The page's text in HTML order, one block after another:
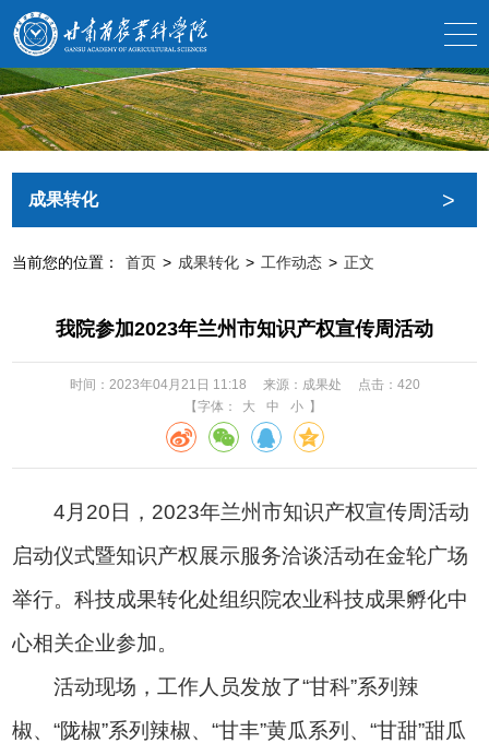
成果转化 >
当前您的位置： 首页 > 成果转化 > 工作动态 > 正文
我院参加2023年兰州市知识产权宣传周活动
时间：2023年04月21日 11:18 来源：成果处 点击： 420
【字体：
大 中 小 】
4月20日，2023年兰州市知识产权宣传周活动
启动仪式暨知识产权展示服务洽谈活动在金轮广场
举行。科技成果转化处组织院农业科技成果孵化中
心相关企业参加。
活动现场，工作人员发放了“甘科”系列辣
椒、“陇椒”系列辣椒、“甘丰”黄瓜系列、“甘甜”甜瓜